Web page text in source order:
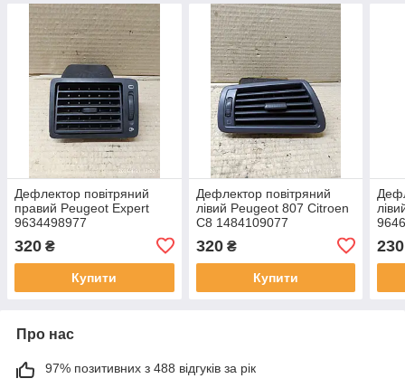
Дефлектор повітряний
правий Peugeot Expert
9634498977
320 ₴
Купити
Дефлектор повітряний
лівий Peugeot 807 Citroen
C8 1484109077
320₴
Купити
230
Про нас
97% позитивних з 488 відгуків за рік